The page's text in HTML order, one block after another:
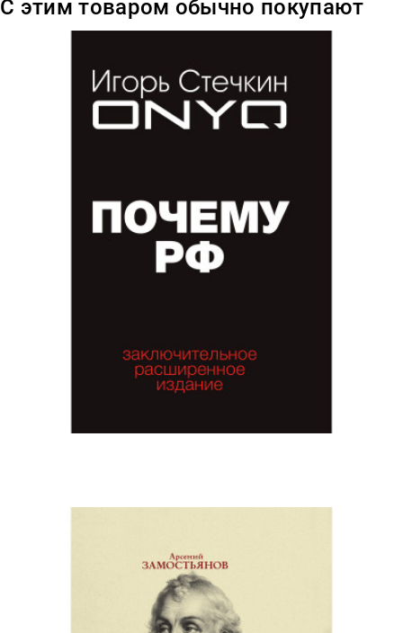
С этим товаром обычно покупают